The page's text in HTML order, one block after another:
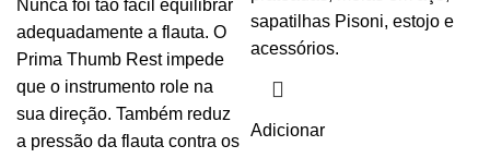
preço
original
era:
28.00€.
preço
atual
é:
25.00€.
Nunca foi tão fácil equilibrar
adequadamente a flauta. O
Prima Thumb Rest impede
que o instrumento role na
sua direção. Também reduz
a pressão da flauta contra os
955.00€.699.00€.
sapatilhas Pisoni, estojo e
acessórios.
Adicionar